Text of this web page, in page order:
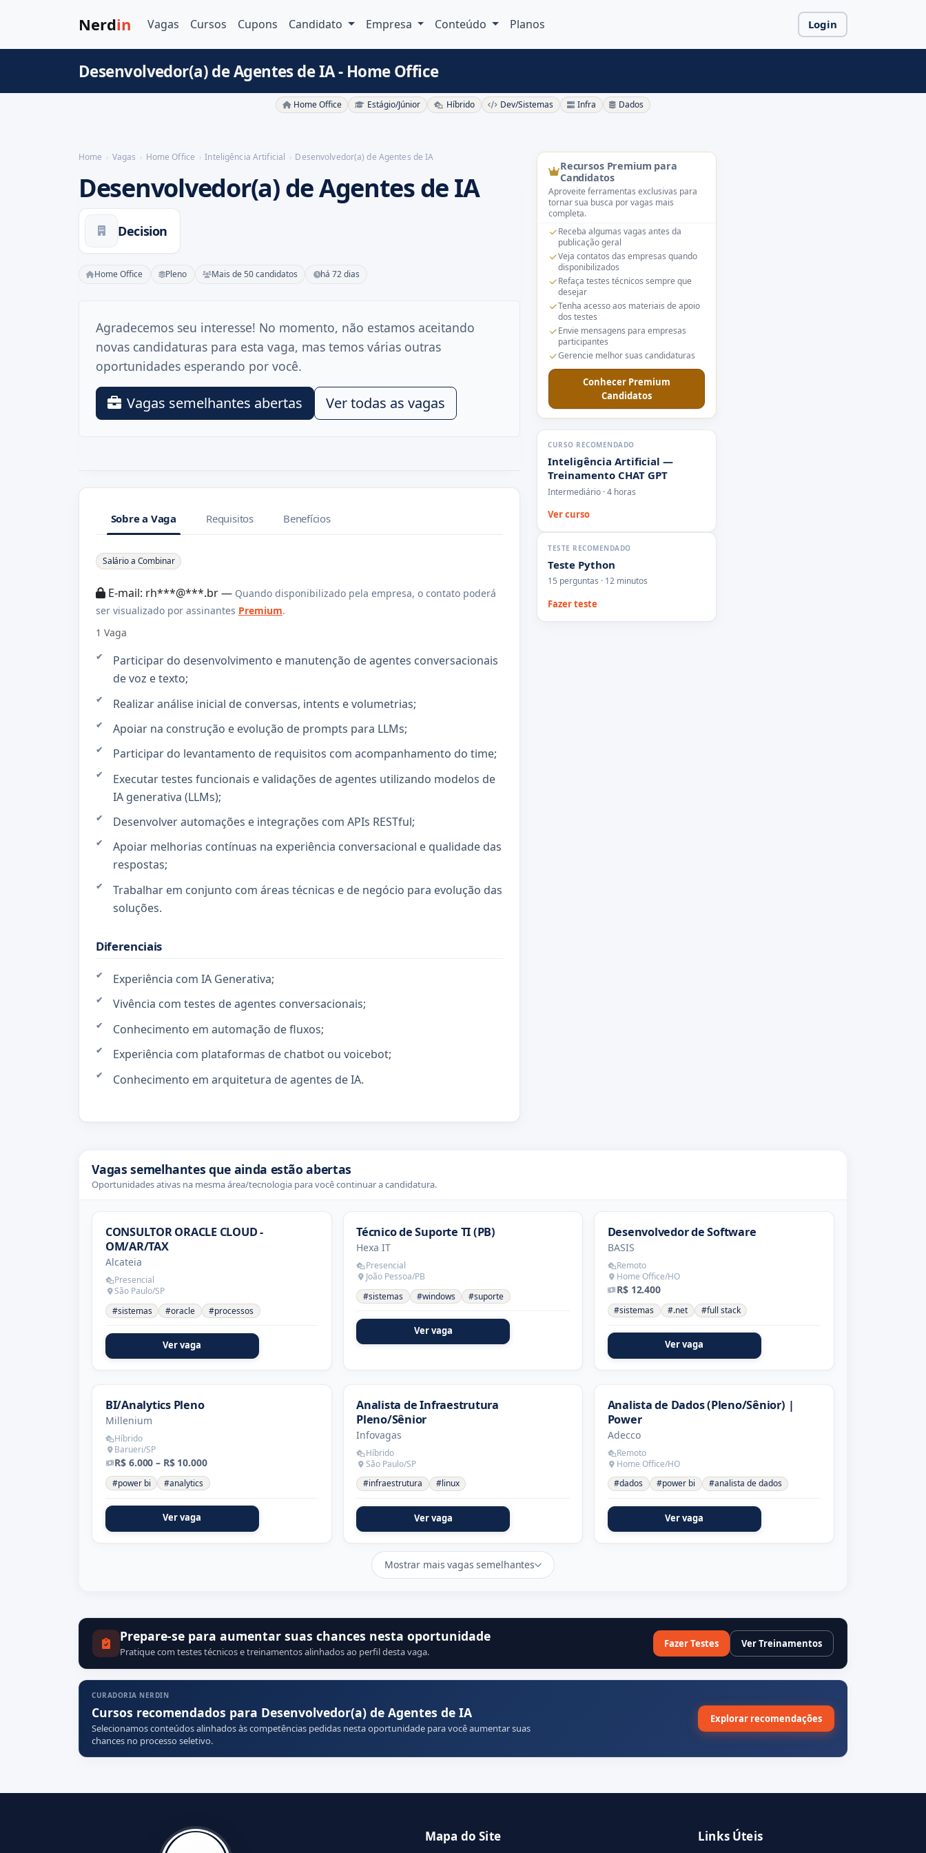
Nerdin Vagas Cursos Cupons Candidato Empresa Conteúdo Planos Login
Desenvolvedor(a) de Agentes de IA - Home Office
Home Office Estágio/Júnior Híbrido Dev/Sistemas Infra Dados
Home Vagas Home Office Inteligência Artificial Desenvolvedor(a) de Agentes de IA
Desenvolvedor(a) de Agentes de IA
Decision
Home Office Pleno Mais de 50 candidatos há 72 dias
Agradecemos seu interesse! No momento, não estamos aceitando
novas candidaturas para esta vaga, mas temos várias outras
oportunidades esperando por você.
Vagas semelhantes abertas Ver todas as vagas
Sobre a Vaga Requisitos Benefícios
Sobre a Vaga
Salário a Combinar
E-mail: rh***@***.br — Quando disponibilizado pela empresa, o contato poderá
ser visualizado por assinantes Premium.
1 Vaga
Participar do desenvolvimento e manutenção de agentes conversacionais
de voz e texto;
Realizar análise inicial de conversas, intents e volumetrias;
Apoiar na construção e evolução de prompts para LLMs;
Participar do levantamento de requisitos com acompanhamento do time;
Executar testes funcionais e validações de agentes utilizando modelos de
IA generativa (LLMs);
Desenvolver automações e integrações com APIs RESTful;
Apoiar melhorias contínuas na experiência conversacional e qualidade das
respostas;
Trabalhar em conjunto com áreas técnicas e de negócio para evolução das
soluções.
Diferenciais
Experiência com IA Generativa;
Vivência com testes de agentes conversacionais;
Conhecimento em automação de fluxos;
Experiência com plataformas de chatbot ou voicebot;
Conhecimento em arquitetura de agentes de IA.
Recursos Premium para
Candidatos
Aproveite ferramentas exclusivas para
tornar sua busca por vagas mais
completa.
Receba algumas vagas antes da
publicação geral
Veja contatos das empresas quando
disponibilizados
Refaça testes técnicos sempre que
desejar
Tenha acesso aos materiais de apoio
dos testes
Envie mensagens para empresas
participantes
Gerencie melhor suas candidaturas
Conhecer Premium
Candidatos
CURSO RECOMENDADO
Inteligência Artificial —
Treinamento CHAT GPT
Intermediário · 4 horas
Ver curso
TESTE RECOMENDADO
Teste Python
15 perguntas · 12 minutos
Fazer teste
Vagas semelhantes que ainda estão abertas
Oportunidades ativas na mesma área/tecnologia para você continuar a candidatura.
CONSULTOR ORACLE CLOUD -
OM/AR/TAX
Alcateia
Presencial
São Paulo/SP
#sistemas
#oracle #processos
Ver vaga
Técnico de Suporte TI (PB)
Hexa IT
Presencial
João Pessoa/PB
#sistemas
#windows #suporte
Ver vaga
Desenvolvedor de Software
BASIS
Remoto
Home Office/HO
R$ 12.400
#sistemas #.net #full stack
Ver vaga
BI/Analytics Pleno
Millenium
Híbrido
Barueri/SP
R$ 6.000 – R$ 10.000
#power bi #analytics
Ver vaga
Analista de Infraestrutura
Pleno/Sênior
Infovagas
Híbrido
São Paulo/SP
#infraestrutura
#linux
Ver vaga
Analista de Dados (Pleno/Sênior) |
Power
Adecco
Remoto
Home Office/HO
#dados
#power bi #analista de dados
Ver vaga
Mostrar mais vagas semelhantes
Prepare-se para aumentar suas chances nesta oportunidade
Pratique com testes técnicos e treinamentos alinhados ao perfil desta vaga.
Fazer Testes Ver Treinamentos
CURADORIA NERDIN
Cursos recomendados para Desenvolvedor(a) de Agentes de IA
Selecionamos conteúdos alinhados às competências pedidas nesta oportunidade para você aumentar suas
chances no processo seletivo.
Explorar recomendações
Mapa do Site Links Úteis